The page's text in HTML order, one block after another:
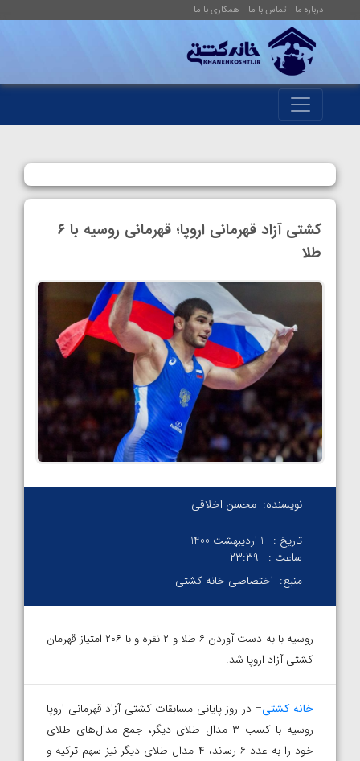
درباره ما تماس با ما همکاری با ما
کشتی آزاد قهرمانی اروپا؛ قهرمانی روسیه با ۶
طلا
نویسنده: محسن اخلاقی
تاریخ :
1 اردیبهشت 1400
ساعت :
۲۳:۳۹
منبع: اختصاصی خانه کشتی
روسیه با به دست آوردن ۶ طلا و ۲ نقره و با ۲۰۶ امتیاز قهرمان
کشتی آزاد اروپا شد.
خانه کشتی– در روز پایانی مسابقات کشتی آزاد قهرمانی اروپا
روسیه با کسب ۳ مدال طلای دیگر، جمع مدال‌های طلای
خود را به عدد ۶ رساند، ۴ مدال طلای دیگر نیز سهم ترکیه و